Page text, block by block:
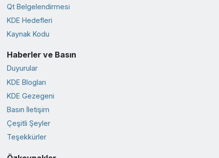
Qt Belgelendirmesi
KDE Hedefleri
Kaynak Kodu
Haberler ve Basın
Duyurular
KDE Blogları
KDE Gezegeni
Basın İletişim
Çeşitli Şeyler
Teşekkürler